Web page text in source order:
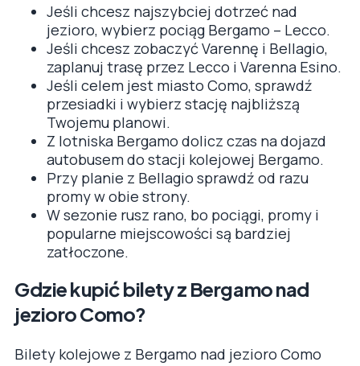
Jeśli chcesz najszybciej dotrzeć nad
jezioro, wybierz pociąg Bergamo – Lecco.
Jeśli chcesz zobaczyć Varennę i Bellagio,
zaplanuj trasę przez Lecco i Varenna Esino.
Jeśli celem jest miasto Como, sprawdź
przesiadki i wybierz stację najbliższą
Twojemu planowi.
Z lotniska Bergamo dolicz czas na dojazd
autobusem do stacji kolejowej Bergamo.
Przy planie z Bellagio sprawdź od razu
promy w obie strony.
W sezonie rusz rano, bo pociągi, promy i
popularne miejscowości są bardziej
zatłoczone.
Gdzie kupić bilety z Bergamo nad
jezioro Como?
Bilety kolejowe z Bergamo nad jezioro Como